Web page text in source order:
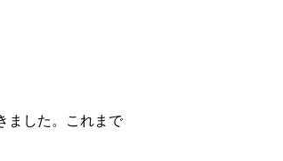
ました。これまで